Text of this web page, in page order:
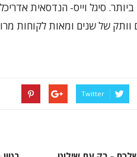
סיגל וייס- הנדסאית
של שנים ומאות לקוחות
Twitter